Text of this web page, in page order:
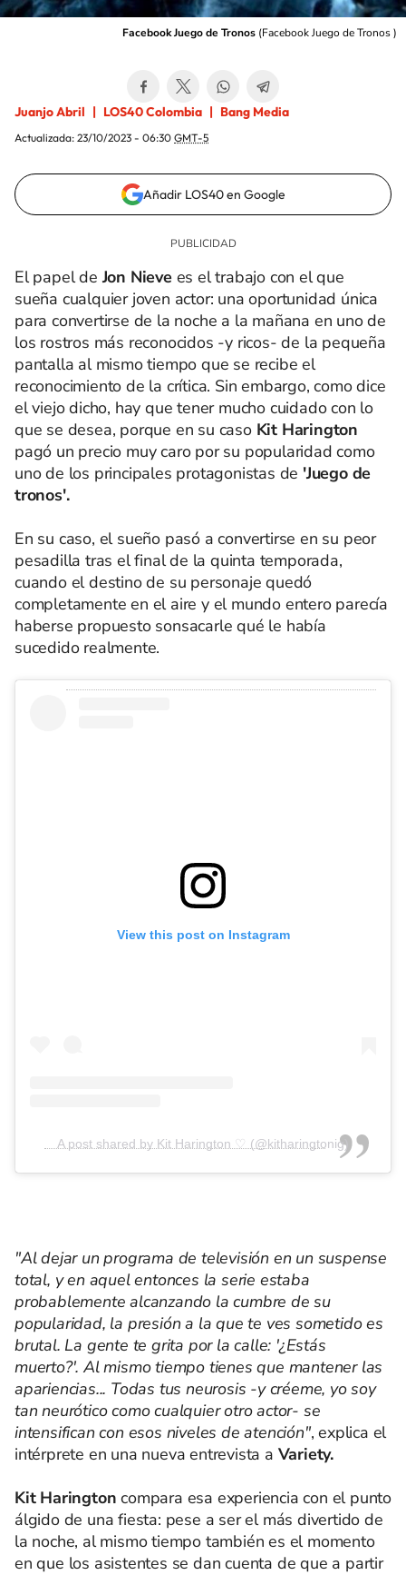
Facebook Juego de Tronos (Facebook Juego de Tronos)
Juanjo Abril LOS40 Colombia Bang Media
Actualizada: 23/10/2023 - 06:30 GMT-5
Añadir LOS40 en Google
El papel de Jon Nievees el trabajo con el que
sueña cualquier joven actor: una oportunidad única
para convertirse de la noche a la mañana en uno de
los rostros más reconocidos -y ricos- de la pequeña
pantalla al mismo tiempo que se recibe el
reconocimiento de la crítica. Sin embargo, como dice
el viejo dicho, hay que tener mucho cuidado con lo
que se desea, porque en su caso Kit Harington
pagó un precio muy caro por su popularidad como
uno de los principales protagonistas de 'Juego de
tronos'.
En su caso, el sueño pasó a convertirse en su peor
pesadilla tras el final de la quinta temporada,
cuando el destino de su personaje quedó
completamente en el aire y el mundo entero parecía
haberse propuesto sonsacarle qué le había
sucedido realmente.
View this post on Instagram
A post shared by Kit Harington ♡ (@kitharingtonig)
"Al dejar un programa de televisión en un suspense
total, y en aquel entonces la serie estaba
probablemente alcanzando la cumbre de su
popularidad, la presión a la que te ves sometido es
brutal. La gente te grita por la calle: '¿Estás
muerto?'. Al mismo tiempo tienes que mantener las
apariencias... Todas tus neurosis -y créeme, yo soy
tan neurótico como cualquier otro actor- se
intensifican con esos niveles de atención", explica el
intérprete en una nueva entrevista a Variety.
Kit Harington compara esa experiencia con el punto
álgido de una fiesta: pese a ser el más divertido de
la noche, al mismo tiempo también es el momento
en que los asistentes se dan cuenta de que a partir